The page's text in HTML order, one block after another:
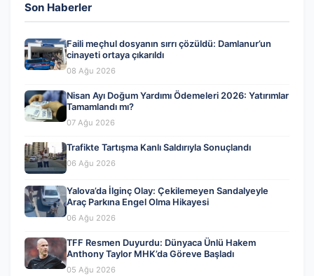
Son Haberler
Faili meçhul dosyanın sırrı çözüldü: Damlanur’un
cinayeti ortaya çıkarıldı
08 Ağu 2026
Nisan Ayı Doğum Yardımı Ödemeleri 2026: Yatırımlar
Tamamlandı mı?
07 Ağu 2026
Trafikte Tartışma Kanlı Saldırıyla Sonuçlandı
06 Ağu 2026
Yalova’da İlginç Olay: Çekilemeyen Sandalyeyle
Araç Parkına Engel Olma Hikayesi
06 Ağu 2026
TFF Resmen Duyurdu: Dünyaca Ünlü Hakem
Anthony Taylor MHK’da Göreve Başladı
05 Ağu 2026